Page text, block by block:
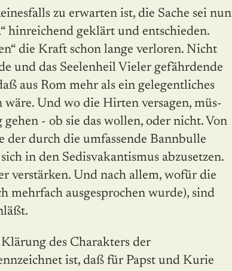
zu erwarten ist, die Sache sei nun
hinreichend geklärt und entschieden.
die Kraft schon lange verloren. Nicht
und das Seelenheil Vieler gefährdende
aus Rom mehr als ein gelegentliches
wäre. Und wo die Hirten versagen, müs­
- ob sie das wollen, oder nicht. Von
der durch die umfassende Bannbulle
in den Sedisvakantismus abzusetzen.
verstärken. Und nach allem, wofür die
mehrfach ausgesprochen wurde), sind
des Charakters der
ist, daß für Papst und Kurie